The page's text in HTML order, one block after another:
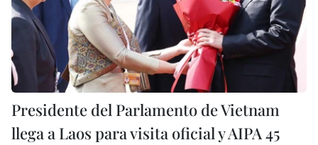
Presidente del Parlamento de Vietnam
llega a Laos para visita oficial y AIPA 45